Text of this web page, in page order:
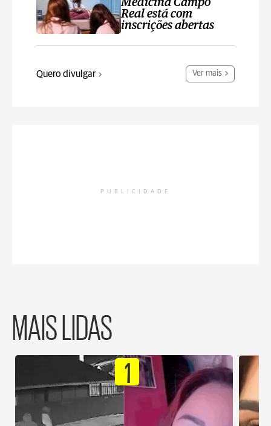
Medicina Campo
Real está com
inscrições abertas
Quero divulgar Ver mais
PUBLICIDADE
MAIS LIDAS
1